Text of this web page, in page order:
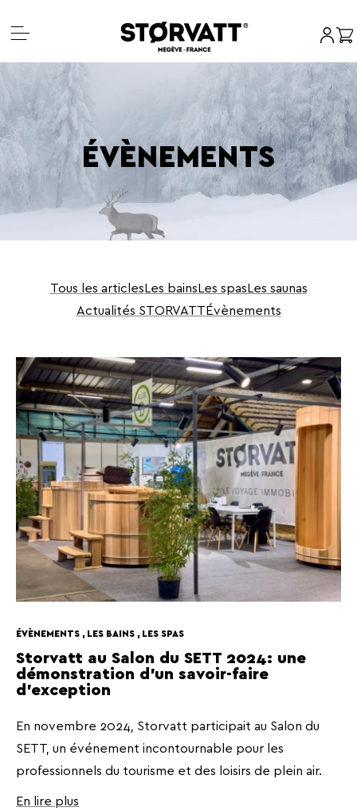
contenu
Mon
ÉVÈNEMENTS
Tous les articlesLes bainsLes spasLes saunas
Actualités STORVATTÉvènements
Storvatt au Salon du SETT 2024: une
démonstration d’un savoir-faire
d’exception
ÉVÈNEMENTS , LES BAINS , LES SPAS
En novembre 2024, Storvatt participait au Salon du
SETT, un événement incontournable pour les
professionnels du tourisme et des loisirs de plein air.
En lire plus